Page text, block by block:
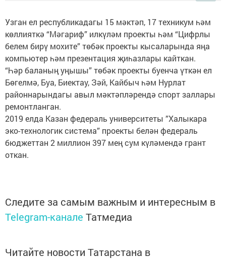
Узган ел республикадагы 15 мәктәп, 17 техникум һәм
көллияткә “Мәгариф” илкүләм проекты һәм “Цифрлы
белем бирү мохите” төбәк проекты кысаларында яңа
компьютер һәм презентация җиһазлары кайткан.
“Һәр баланың уңышы” төбәк проекты буенча үткән ел
Бөгелмә, Буа, Биектау, Зәй, Кайбыч һәм Нурлат
районнарындагы авыл мәктәпләрендә спорт заллары
ремонтланган.
2019 елда Казан федераль университеты ”Халыкара
эко-технологик система” проекты белән федераль
бюджеттан 2 миллион 397 мең сум күләмендә грант
откан.
Следите за самым важным и интересным в
Telegram-канале Татмедиа
Читайте новости Татарстана в